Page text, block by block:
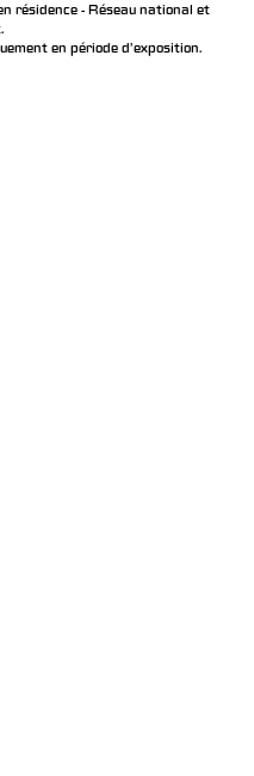
résidence - Réseau national et
en période d'exposition.